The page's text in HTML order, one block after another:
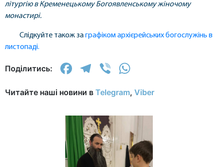
літургію в Кременецькому Богоявленському жіночому
монастирі.
Слідкуйте також заграфіком архієрейських богослужінь в
листопаді.
Поділитись: Facebook
Telegram
Viber
Читайте наші новини в Telegram, Viber